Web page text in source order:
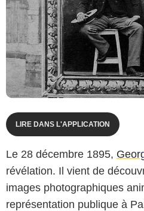
LIRE DANS L'APPLICATION
Le 28 décembre 1895,
révélation. Il vient de
images photographiques
représentation publique à